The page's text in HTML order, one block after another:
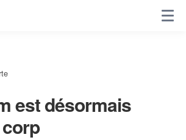
est désormais